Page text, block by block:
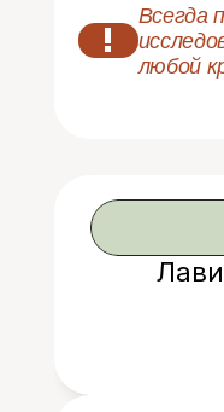
!
Всегда
любой